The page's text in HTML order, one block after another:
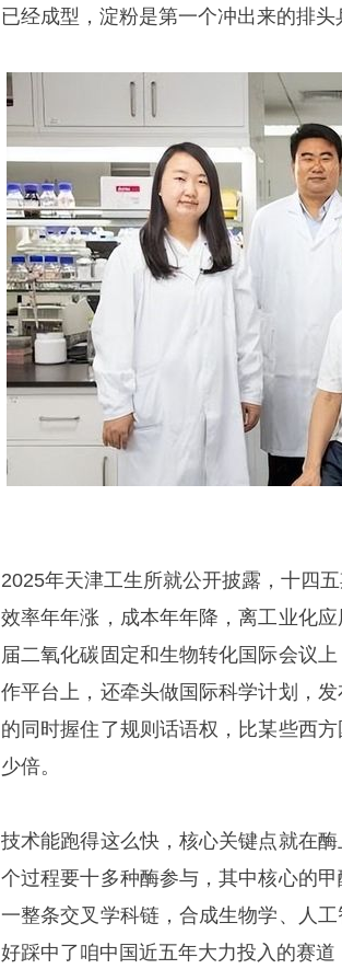
已经成型，淀粉是第一个冲出来的排
2025年天津工生所就公开披露，十四
效率年年涨，成本年年降，离工业化
届二氧化碳固定和生物转化国际会议
作平台上，还牵头做国际科学计划，
的同时握住了规则话语权，比某些西
少倍。
技术能跑得这么快，核心关键点就在
个过程要十多种酶参与，其中核心的
一整条交叉学科链，合成生物学、人
好踩中了咱中国近五年大力投入的赛道